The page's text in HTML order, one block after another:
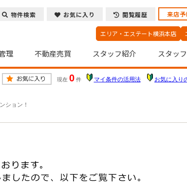
物件検索 お気に入り 閲覧履歴 来店予
エリア・エステート横浜本店
理 不動産売買 スタッフ紹介 スタッ
現在 0 件 マイ条件の活用法 お気に入り
ション！